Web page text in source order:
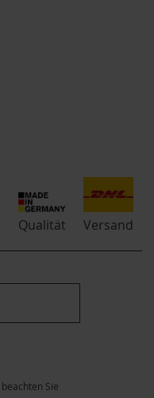
Qualität Versand
Sie